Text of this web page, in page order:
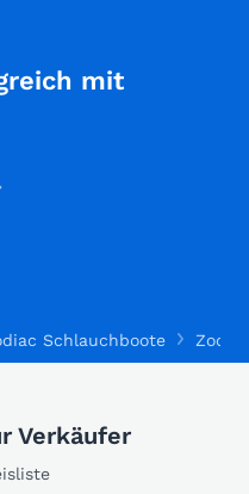
mit
Schlauchboote
Verkäufer